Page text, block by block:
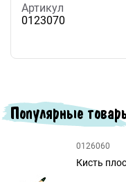
Артикул
0123070
Популярные
0126060
Кисть